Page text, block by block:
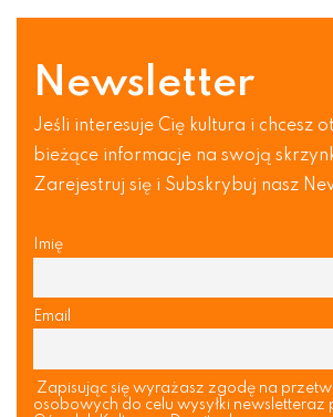
Newsletter
Jeśli interesuje Cię kultura i chcesz
bieżące informacje na swoją
Zarejestruj się i Subskrybuj nasz
Imię
Email
Zapisując się wyrażasz zgodę na
osobowych do celu wysyłki newsletteraz